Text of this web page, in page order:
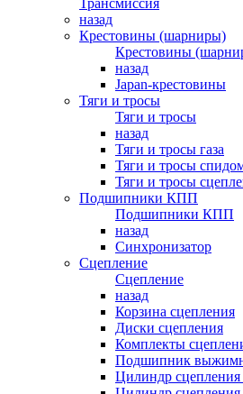
Трансмиссия
назад
Крестовины (шарниры)
Крестовины
назад
Japan-крестовины
Тяги и тросы
Тяги и тросы
назад
Тяги и тросы газа
Тяги и тросы
Тяги и тросы
Подшипники КПП
Подшипники КПП
назад
Синхронизатор
Сцепление
Сцепление
назад
Корзина сцепления
Диски сцепления
Комплекты
Подшипник
Цилиндр сцепления